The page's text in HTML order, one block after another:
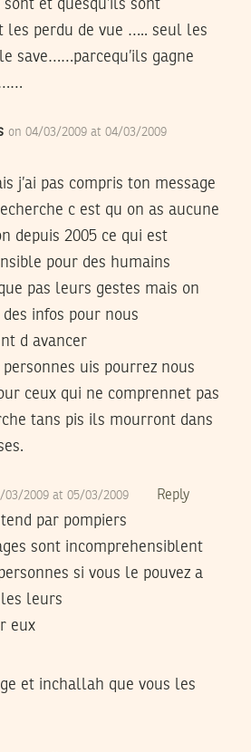
et quesqu’ils sont
les perdu de vue ….. seul les
save……parcequ’ils gagne
on 04/03/2009 at 04/03/2009
j’ai pas compris ton message
c est qu on as aucune
depuis 2005 ce qui est
pour des humains
pas leurs gestes mais on
infos pour nous
d avancer
uis pourrez nous
ceux qui ne comprennet pas
tans pis ils mourront dans
03/2009 at 05/03/2009 Reply
par pompiers
sont incomprehensiblent
si vous le pouvez a
leurs
eux
et inchallah que vous les